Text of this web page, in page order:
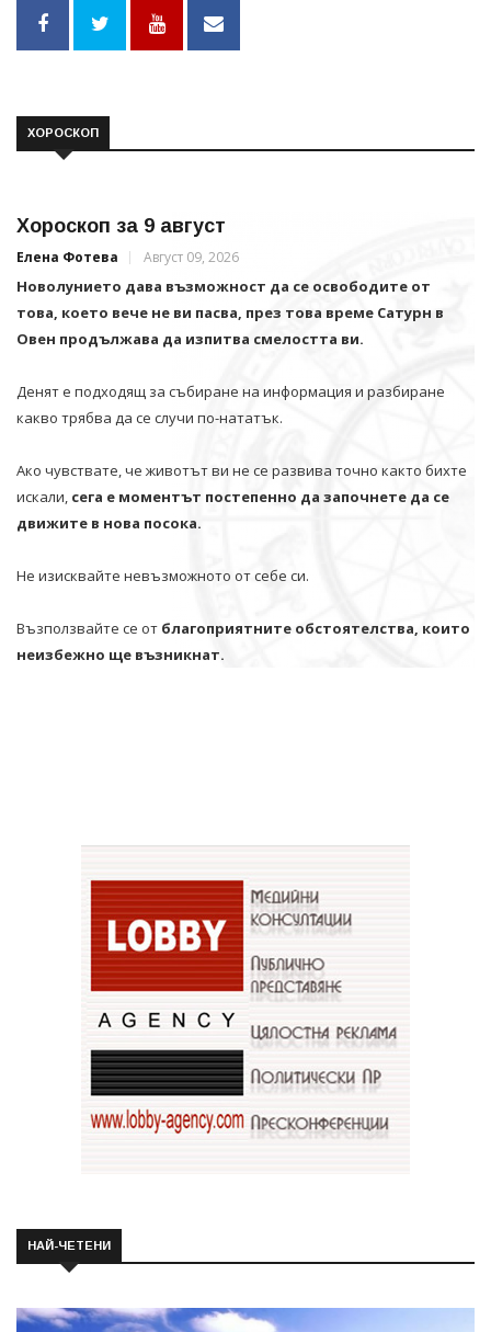
ХОРОСКОП
Хороскоп за 9 август
Елена Фотева Август 09, 2026
Новолунието дава възможност да се освободите от
това, което вече не ви пасва, през това време Сатурн в
Овен продължава да изпитва смелостта ви.
Денят е подходящ за събиране на информация и разбиране
какво трябва да се случи по-нататък.
Ако чувствате, че животът ви не се развива точно както бихте
искали, сега е моментът постепенно да започнете да се
движите в нова посока.
Не изисквайте невъзможното от себе си.
Възползвайте се от благоприятните обстоятелства, които
неизбежно ще възникнат.
НАЙ-ЧЕТЕНИ